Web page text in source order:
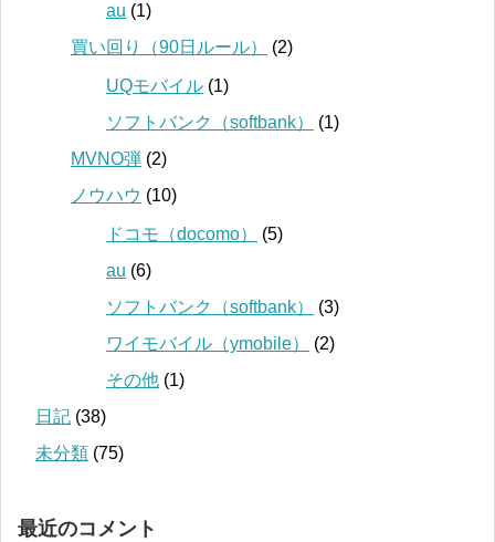
au (1)
買い回り（90日ルール）
(2)
UQモバイル (1)
ソフトバンク（softbank）
(1)
MVNO弾 (2)
ノウハウ (10)
ドコモ（docomo）
(5)
au (6)
ソフトバンク（softbank）
(3)
ワイモバイル（ymobile）
(2)
その他 (1)
日記 (38)
未分類 (75)
最近のコメント